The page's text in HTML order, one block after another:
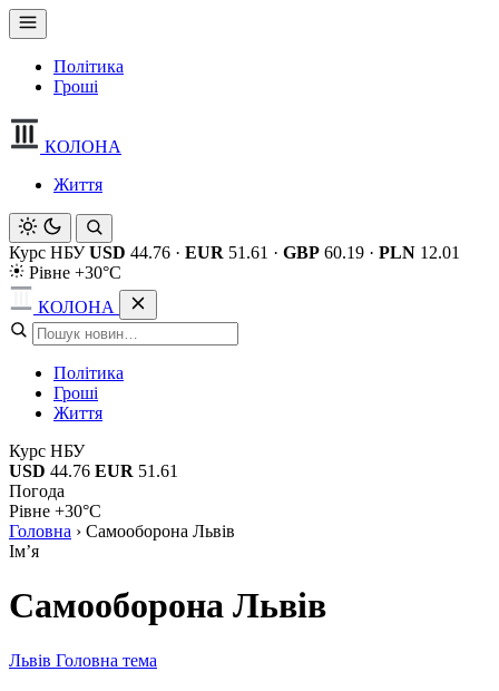
Політика
Гроші
КОЛОНА
Життя
Курс НБУ USD 44.76 · EUR 51.61 · GBP 60.19 · PLN 12.01
Рівне +30°C
КОЛОНА
Політика
Гроші
Життя
Курс НБУ
USD 44.76 EUR 51.61
Погода
Рівне +30°C
Головна › Самооборона Львів
Імʼя
Самооборона Львів
Львів Головна тема